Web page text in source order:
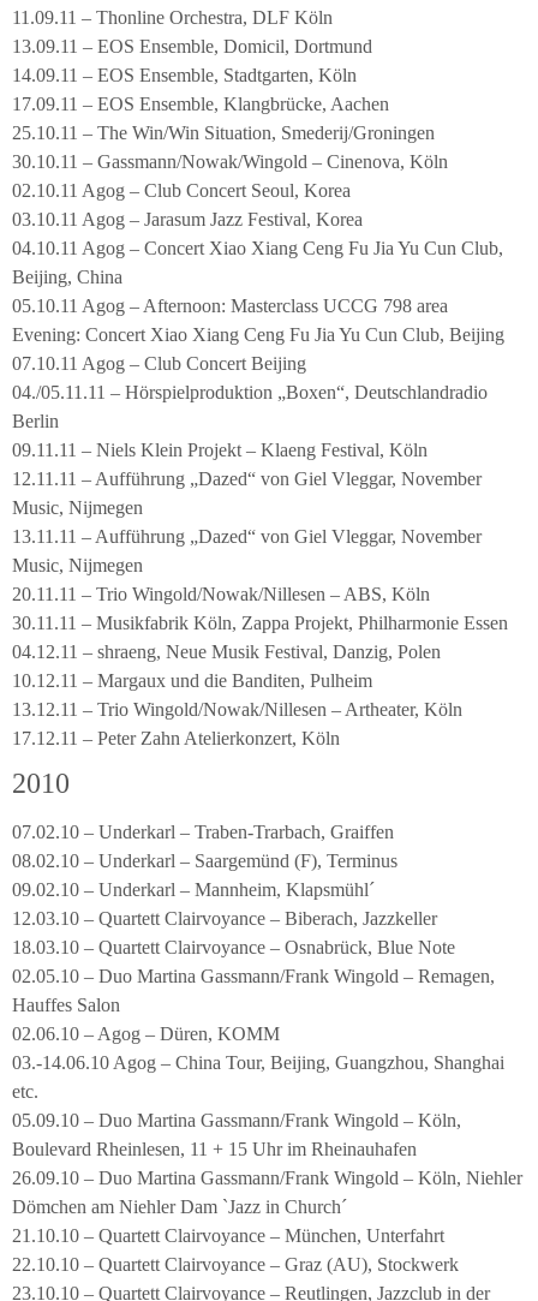
11.09.11 – Thonline Orchestra, DLF Köln
13.09.11 – EOS Ensemble, Domicil, Dortmund
14.09.11 – EOS Ensemble, Stadtgarten, Köln
17.09.11 – EOS Ensemble, Klangbrücke, Aachen
25.10.11 – The Win/Win Situation, Smederij/Groningen
30.10.11 – Gassmann/Nowak/Wingold – Cinenova, Köln
02.10.11 Agog – Club Concert Seoul, Korea
03.10.11 Agog – Jarasum Jazz Festival, Korea
04.10.11 Agog – Concert Xiao Xiang Ceng Fu Jia Yu Cun Club,
Beijing, China
05.10.11 Agog – Afternoon: Masterclass UCCG 798 area
Evening: Concert Xiao Xiang Ceng Fu Jia Yu Cun Club, Beijing
07.10.11 Agog – Club Concert Beijing
04./05.11.11 – Hörspielproduktion „Boxen“, Deutschlandradio
Berlin
09.11.11 – Niels Klein Projekt – Klaeng Festival, Köln
12.11.11 – Aufführung „Dazed“ von Giel Vleggar, November
Music, Nijmegen
13.11.11 – Aufführung „Dazed“ von Giel Vleggar, November
Music, Nijmegen
20.11.11 – Trio Wingold/Nowak/Nillesen – ABS, Köln
30.11.11 – Musikfabrik Köln, Zappa Projekt, Philharmonie Essen
04.12.11 – shraeng, Neue Musik Festival, Danzig, Polen
10.12.11 – Margaux und die Banditen, Pulheim
13.12.11 – Trio Wingold/Nowak/Nillesen – Artheater, Köln
17.12.11 – Peter Zahn Atelierkonzert, Köln
2010
07.02.10 – Underkarl – Traben-Trarbach, Graiffen
08.02.10 – Underkarl – Saargemünd (F), Terminus
09.02.10 – Underkarl – Mannheim, Klapsmühl´
12.03.10 – Quartett Clairvoyance – Biberach, Jazzkeller
18.03.10 – Quartett Clairvoyance – Osnabrück, Blue Note
02.05.10 – Duo Martina Gassmann/Frank Wingold – Remagen,
Hauffes Salon
02.06.10 – Agog – Düren, KOMM
03.-14.06.10 Agog – China Tour, Beijing, Guangzhou, Shanghai
etc.
05.09.10 – Duo Martina Gassmann/Frank Wingold – Köln,
Boulevard Rheinlesen, 11 + 15 Uhr im Rheinauhafen
26.09.10 – Duo Martina Gassmann/Frank Wingold – Köln, Niehler
Dömchen am Niehler Dam `Jazz in Church´
21.10.10 – Quartett Clairvoyance – München, Unterfahrt
22.10.10 – Quartett Clairvoyance – Graz (AU), Stockwerk
23.10.10 – Quartett Clairvoyance – Reutlingen, Jazzclub in der